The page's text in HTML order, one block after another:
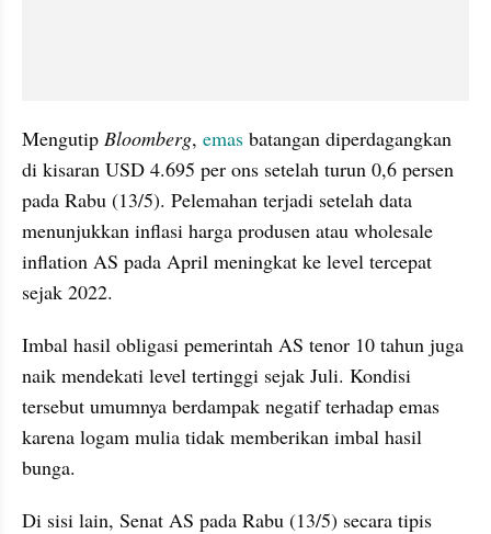
Mengutip Bloomberg, emas batangan diperdagangkan
di kisaran USD 4.695 per ons setelah turun 0,6 persen
pada Rabu (13/5). Pelemahan terjadi setelah data
menunjukkan inflasi harga produsen atau wholesale
inflation AS pada April meningkat ke level tercepat
sejak 2022.
Imbal hasil obligasi pemerintah AS tenor 10 tahun juga
naik mendekati level tertinggi sejak Juli. Kondisi
tersebut umumnya berdampak negatif terhadap emas
karena logam mulia tidak memberikan imbal hasil
bunga.
Di sisi lain, Senat AS pada Rabu (13/5) secara tipis